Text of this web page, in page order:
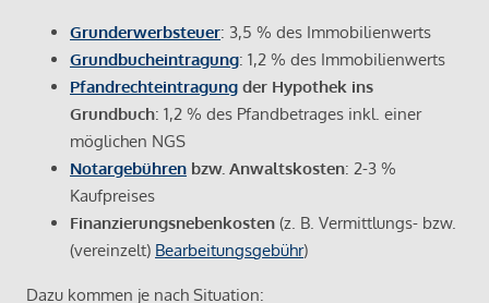
Grunderwerbsteuer: 3,5 % des Immobilienwerts
Grundbucheintragung: 1,2 % des Immobilienwerts
Pfandrechteintragung der Hypothek ins
Grundbuch: 1,2 % des Pfandbetrages inkl. einer
möglichen NGS
Notargebühren bzw. Anwaltskosten: 2-3 %
Kaufpreises
Finanzierungsnebenkosten (z. B. Vermittlungs- bzw.
(vereinzelt) Bearbeitungsgebühr)
Dazu kommen je nach Situation: